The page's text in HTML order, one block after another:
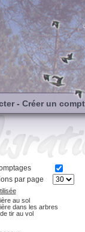
- Créer un
par page
au sol
dans les arbres
tir au vol